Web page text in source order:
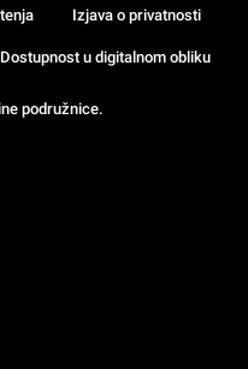
podružnice.
Izjava o privatnosti
Dostupnost u digitalnom obliku